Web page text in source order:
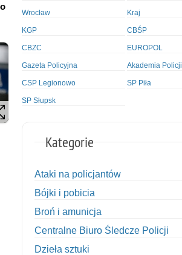
Wrocław Kraj
KGP CBŚP
CBZC EUROPOL
Gazeta Policyjna Akademia Policji
CSP Legionowo SP Piła
SP Słupsk
Kategorie
Ataki na policjantów
Bójki i pobicia
Broń i amunicja
Centralne Biuro Śledcze Policji
Dzieła sztuki